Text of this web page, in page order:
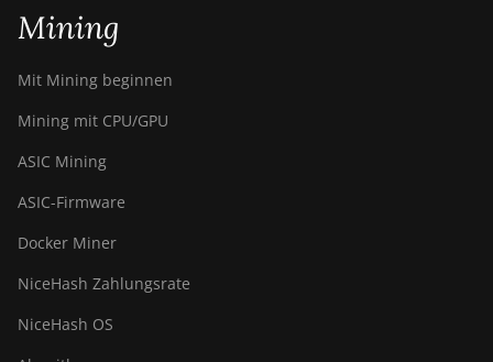
Mining
Mit Mining beginnen
Mining mit CPU/GPU
ASIC Mining
ASIC-Firmware
Docker Miner
NiceHash Zahlungsrate
NiceHash OS